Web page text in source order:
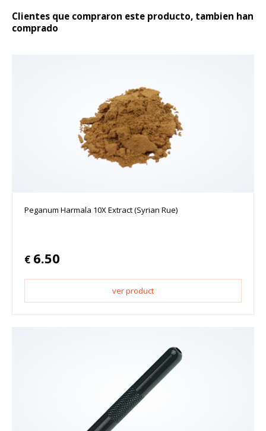
Clientes que compraron este producto, tambien han
comprado
Peganum Harmala 10X Extract (Syrian Rue)
€ 6.50
ver product